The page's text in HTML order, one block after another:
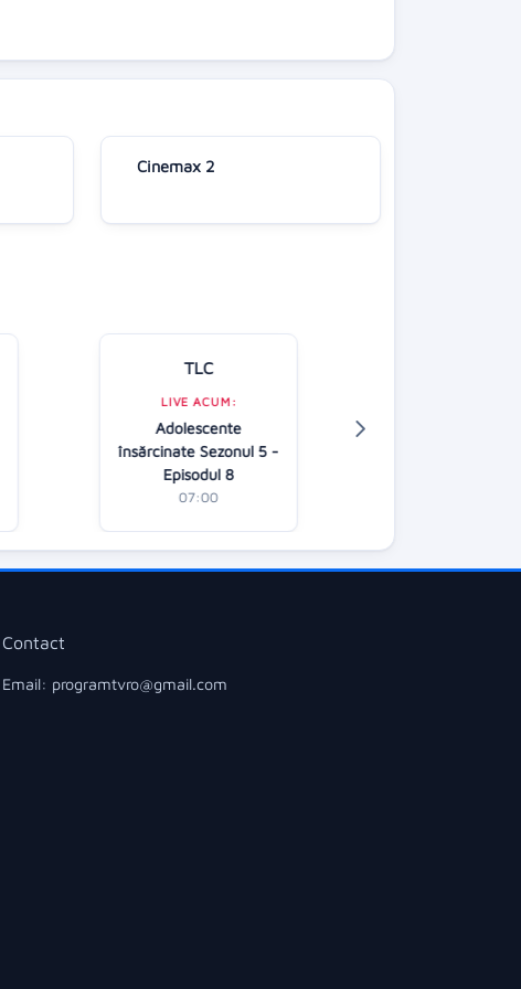
Cinemax 2
TLC
LIVE ACUM:
Adolescente
însărcinate Sezonul 5 -
Episodul 8
07:00
Contact
Email: programtvro@gmail.com